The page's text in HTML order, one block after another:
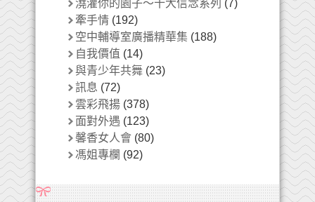
澆灌你的園子～十大信念系列 (7)
牽手情 (192)
空中輔導室廣播精華集 (188)
自我價值 (14)
與青少年共舞 (23)
訊息 (72)
雲彩飛揚 (378)
面對外遇 (123)
馨香女人會 (80)
馮姐專欄 (92)